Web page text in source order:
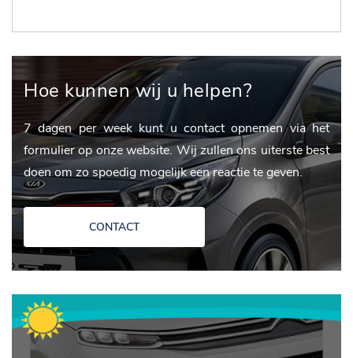
Hoe kunnen wij u helpen?
7 dagen per week kunt u contact opnemen via het
formulier op onze website. Wij zullen ons uiterste best
doen om zo spoedig mogelijk een reactie te geven.
CONTACT